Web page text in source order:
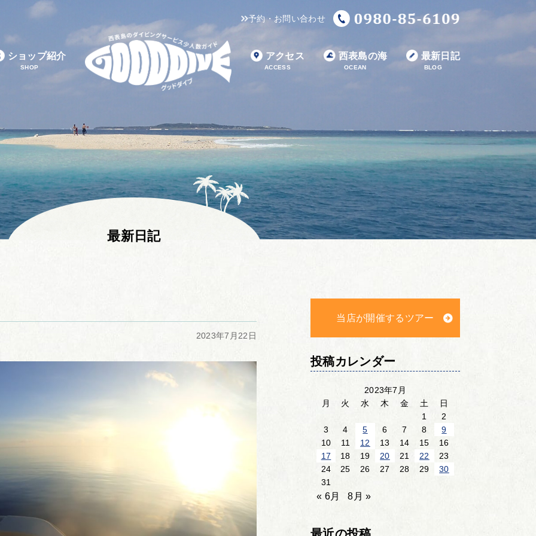
予約・お問い合わせ
ショップ紹介
SHOP
アクセス
ACCESS
西表島の海
OCEAN
最新日記
BLOG
最新日記
2023年7月22日
当店が開催するツアー
投稿カレンダー
2023年7月
月
火 水 木 金 土
日
1
2
3
4 5 6 7 8
9
10
11 12 13 14 15
16
17
18 19 20 21 22
23
24
25 26 27 28 29
30
31
« 6月 8月 »